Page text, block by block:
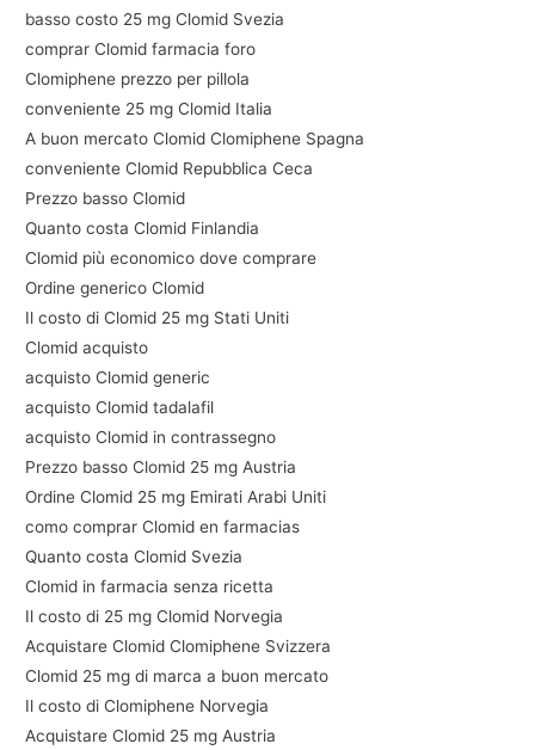
basso costo 25 mg Clomid Svezia
comprar Clomid farmacia foro
Clomiphene prezzo per pillola
conveniente 25 mg Clomid Italia
A buon mercato Clomid Clomiphene Spagna
conveniente Clomid Repubblica Ceca
Prezzo basso Clomid
Quanto costa Clomid Finlandia
Clomid più economico dove comprare
Ordine generico Clomid
Il costo di Clomid 25 mg Stati Uniti
Clomid acquisto
acquisto Clomid generic
acquisto Clomid tadalafil
acquisto Clomid in contrassegno
Prezzo basso Clomid 25 mg Austria
Ordine Clomid 25 mg Emirati Arabi Uniti
como comprar Clomid en farmacias
Quanto costa Clomid Svezia
Clomid in farmacia senza ricetta
Il costo di 25 mg Clomid Norvegia
Acquistare Clomid Clomiphene Svizzera
Clomid 25 mg di marca a buon mercato
Il costo di Clomiphene Norvegia
Acquistare Clomid 25 mg Austria